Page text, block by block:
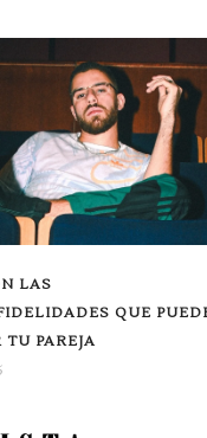
LAS
QUE
TU PAREJA